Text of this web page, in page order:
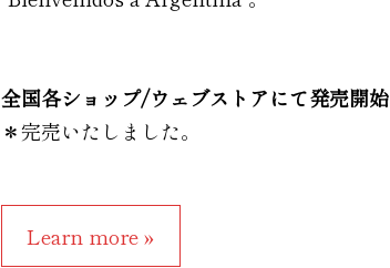
全国各ショップ/ウェブストアにて発売開始
＊完売いたしました。
Learn more »